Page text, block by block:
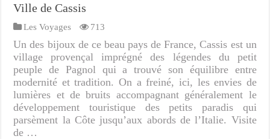
Ville de Cassis
Les Voyages 713
Un des bijoux de ce beau pays de France, Cassis est un
village provençal imprégné des légendes du petit
peuple de Pagnol qui a trouvé son équilibre entre
modernité et tradition. On a freiné, ici, les envies de
lumières et de bruits accompagnant généralement le
développement touristique des petits paradis qui
parsèment la Côte jusqu’aux abords de l’Italie. Visite
de …